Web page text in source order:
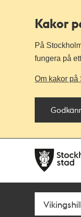
Kakor
På
fungera på
Om kakor på
navigationen
huvudinnehållet
Sök